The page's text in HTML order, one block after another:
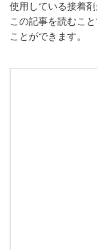
使用している接着
この記事を読むこ
ことができます。